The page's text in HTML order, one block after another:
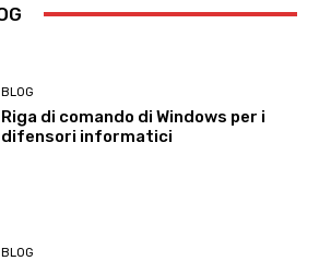
BLOG
Riga di comando di Windows per i
difensori informatici
BLOG